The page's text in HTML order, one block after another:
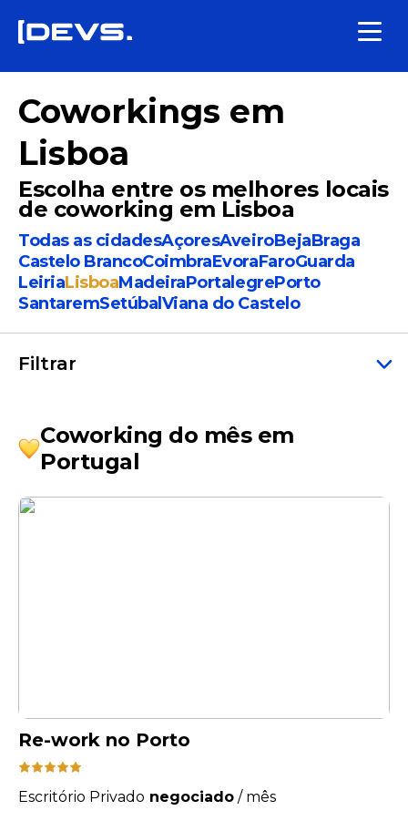
Coworkings em
Lisboa
Escolha entre os melhores locais
de coworking em Lisboa
Todas as cidadesAçoresAveiroBejaBraga
Castelo BrancoCoimbraEvoraFaroGuarda
LeiriaLisboaMadeiraPortalegrePorto
SantaremSetúbal Viana do Castelo
Filtrar
Coworking do mês em
Portugal
Re-work no Porto
Escritório Privado negociado / mês